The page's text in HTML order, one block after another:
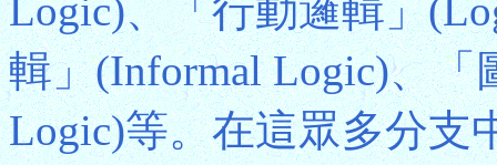
Logic)、「行動邏輯」
輯」(Informal Logic)、「
Logic)等。在這眾多分支